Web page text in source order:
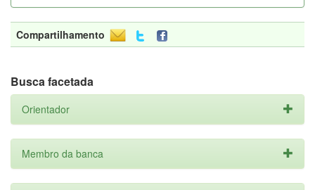
Compartilhamento
Busca facetada
Orientador
Membro da banca